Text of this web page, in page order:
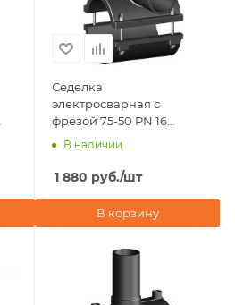
Седелка
электросварная с
фрезой 75-50 PN 16
TAPPING TEE WITHOUT
(Турция)
В наличии
1 880 руб./шт
В корзину